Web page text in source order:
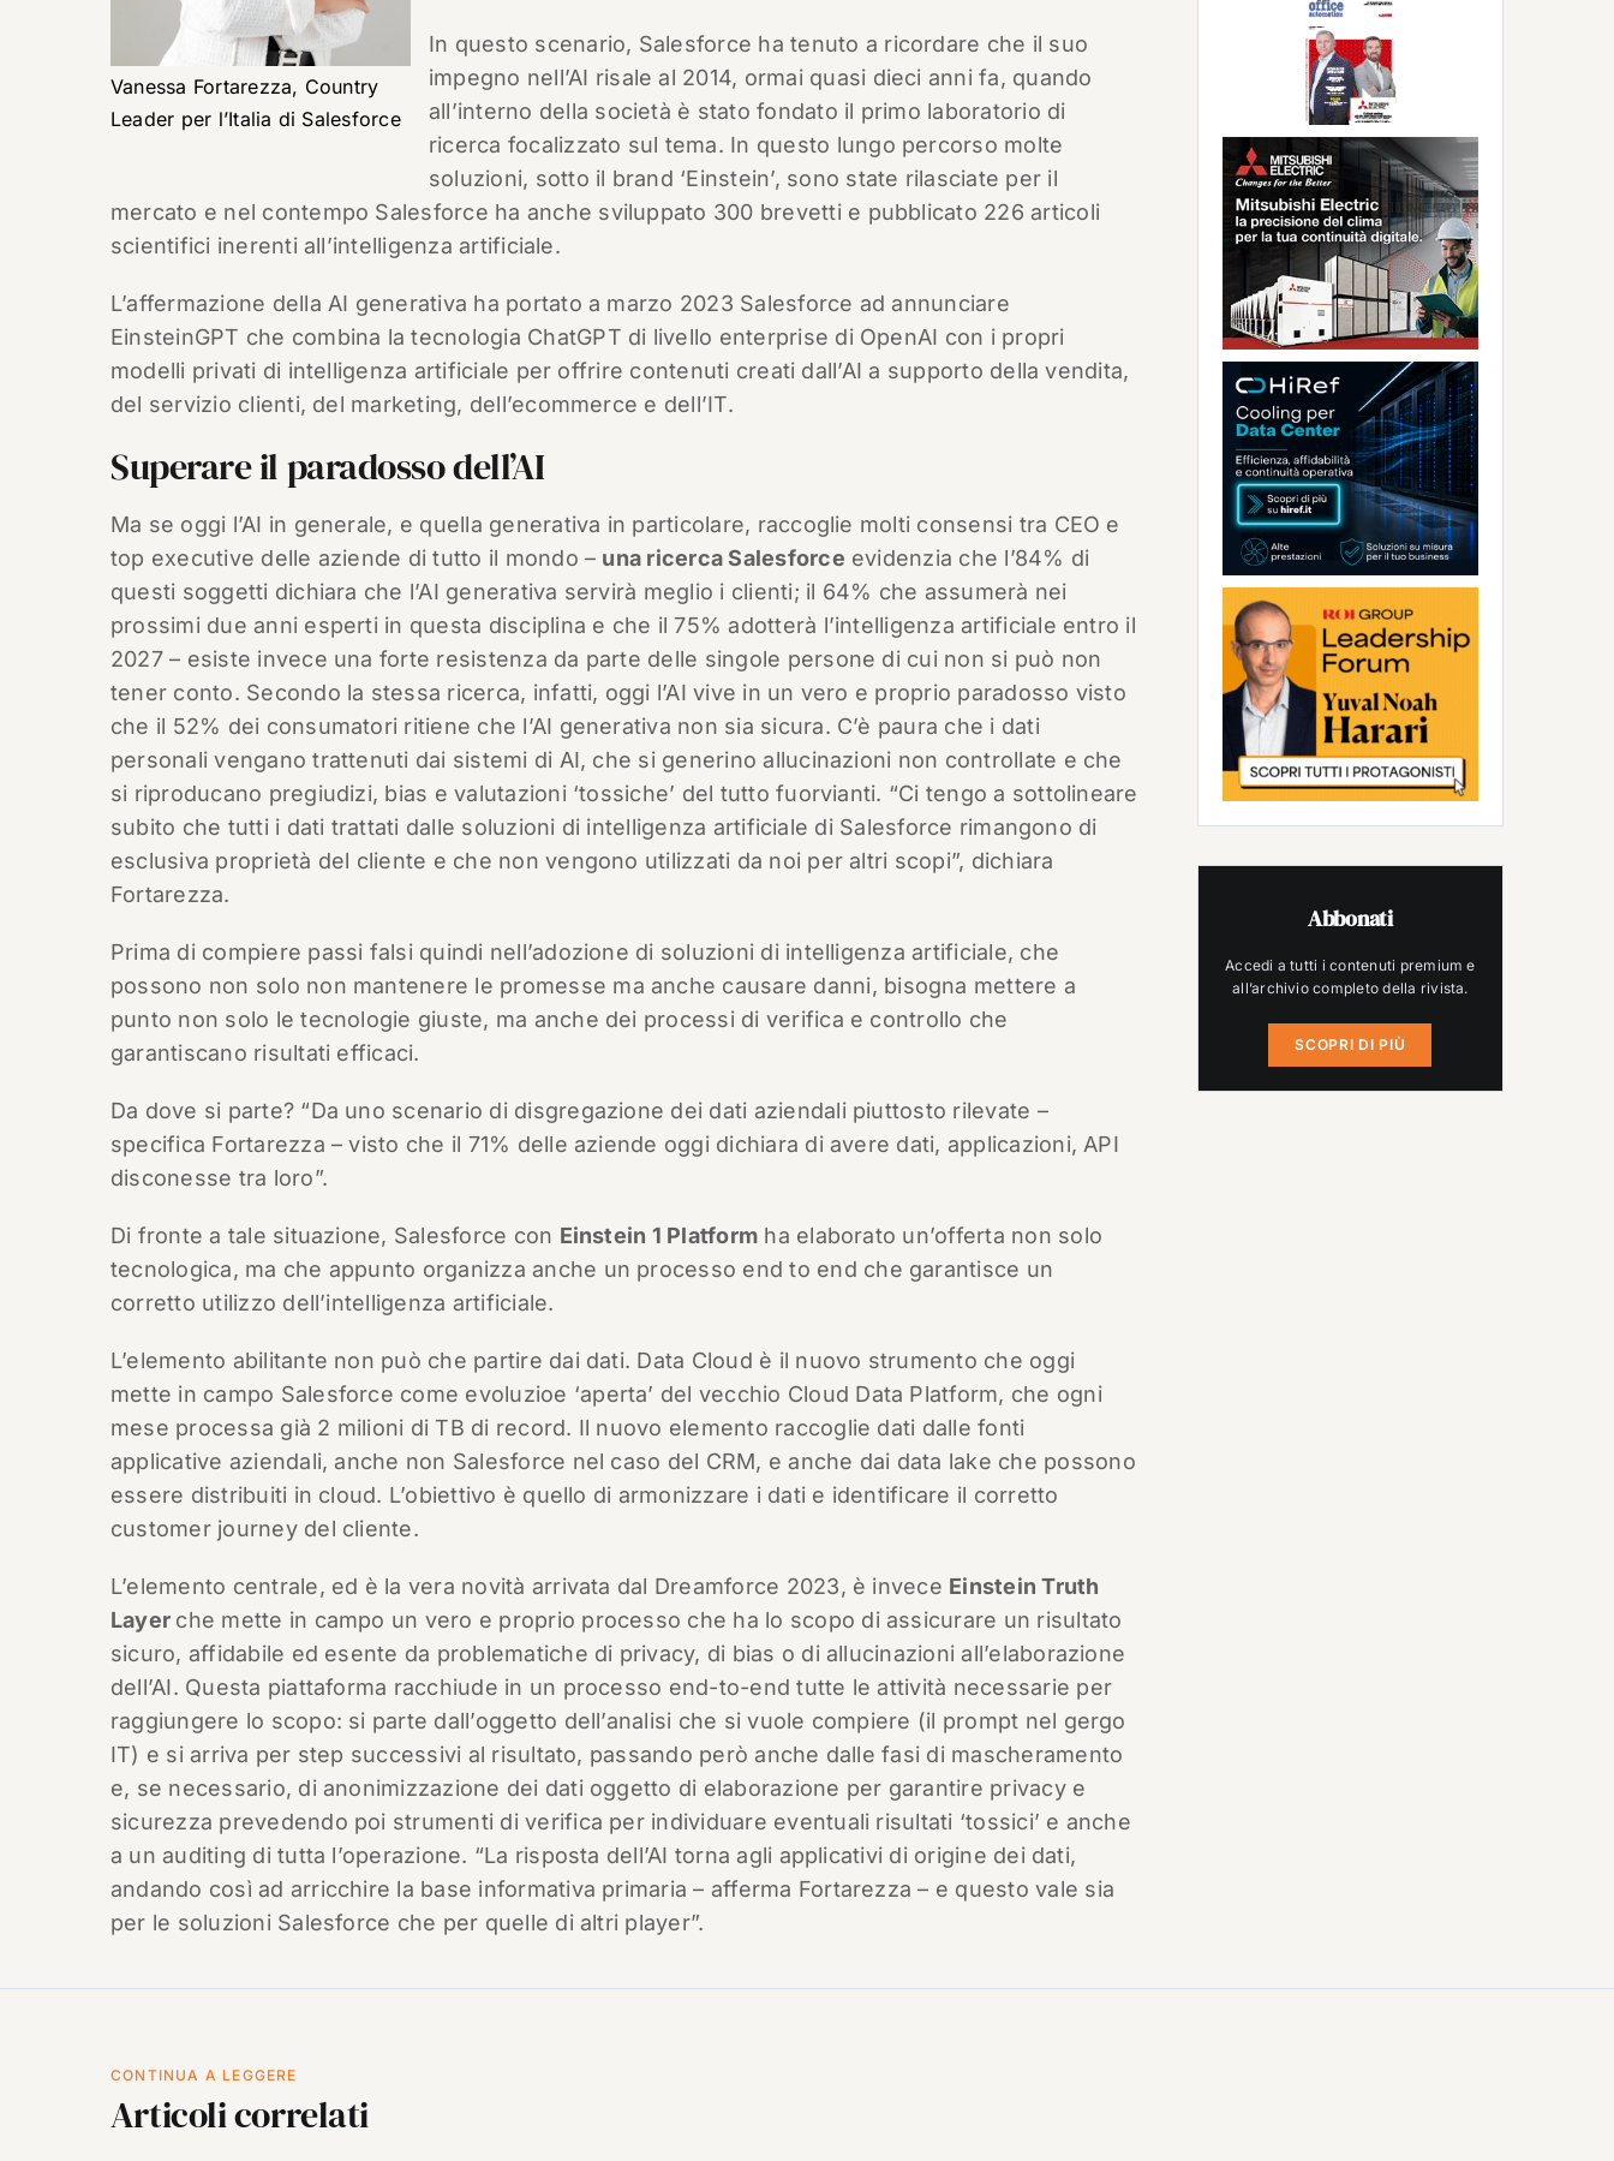
Vanessa Fortarezza, Country
Leader per l’Italia di Salesforce
In questo scenario, Salesforce ha tenuto a ricordare che il suo
impegno nell’AI risale al 2014, ormai quasi dieci anni fa, quando
all’interno della società è stato fondato il primo laboratorio di
ricerca focalizzato sul tema. In questo lungo percorso molte
soluzioni, sotto il brand ‘Einstein’, sono state rilasciate per il
mercato e nel contempo Salesforce ha anche sviluppato 300 brevetti e pubblicato 226 articoli
scientifici inerenti all’intelligenza artificiale.
L’affermazione della AI generativa ha portato a marzo 2023 Salesforce ad annunciare
EinsteinGPT che combina la tecnologia ChatGPT di livello enterprise di OpenAI con i propri
modelli privati di intelligenza artificiale per offrire contenuti creati dall’AI a supporto della vendita,
del servizio clienti, del marketing, dell’ecommerce e dell’IT.
Superare il paradosso dell’AI
Ma se oggi l’AI in generale, e quella generativa in particolare, raccoglie molti consensi tra CEO e
top executive delle aziende di tutto il mondo – una ricerca Salesforce evidenzia che l’84% di
questi soggetti dichiara che l’AI generativa servirà meglio i clienti; il 64% che assumerà nei
prossimi due anni esperti in questa disciplina e che il 75% adotterà l’intelligenza artificiale entro il
2027 – esiste invece una forte resistenza da parte delle singole persone di cui non si può non
tener conto. Secondo la stessa ricerca, infatti, oggi l’AI vive in un vero e proprio paradosso visto
che il 52% dei consumatori ritiene che l’AI generativa non sia sicura. C’è paura che i dati
personali vengano trattenuti dai sistemi di AI, che si generino allucinazioni non controllate e che
si riproducano pregiudizi, bias e valutazioni ‘tossiche’ del tutto fuorvianti. “Ci tengo a sottolineare
subito che tutti i dati trattati dalle soluzioni di intelligenza artificiale di Salesforce rimangono di
esclusiva proprietà del cliente e che non vengono utilizzati da noi per altri scopi”, dichiara
Fortarezza.
Prima di compiere passi falsi quindi nell’adozione di soluzioni di intelligenza artificiale, che
possono non solo non mantenere le promesse ma anche causare danni, bisogna mettere a
punto non solo le tecnologie giuste, ma anche dei processi di verifica e controllo che
garantiscano risultati efficaci.
Da dove si parte? “Da uno scenario di disgregazione dei dati aziendali piuttosto rilevate –
specifica Fortarezza – visto che il 71% delle aziende oggi dichiara di avere dati, applicazioni, API
disconesse tra loro”.
Di fronte a tale situazione, Salesforce con Einstein 1 Platform ha elaborato un’offerta non solo
tecnologica, ma che appunto organizza anche un processo end to end che garantisce un
corretto utilizzo dell’intelligenza artificiale.
L’elemento abilitante non può che partire dai dati. Data Cloud è il nuovo strumento che oggi
mette in campo Salesforce come evoluzioe ‘aperta’ del vecchio Cloud Data Platform, che ogni
mese processa già 2 milioni di TB di record. Il nuovo elemento raccoglie dati dalle fonti
applicative aziendali, anche non Salesforce nel caso del CRM, e anche dai data lake che possono
essere distribuiti in cloud. L’obiettivo è quello di armonizzare i dati e identificare il corretto
customer journey del cliente.
L’elemento centrale, ed è la vera novità arrivata dal Dreamforce 2023, è invece Einstein Truth
Layer che mette in campo un vero e proprio processo che ha lo scopo di assicurare un risultato
sicuro, affidabile ed esente da problematiche di privacy, di bias o di allucinazioni all’elaborazione
dell’AI. Questa piattaforma racchiude in un processo end-to-end tutte le attività necessarie per
raggiungere lo scopo: si parte dall’oggetto dell’analisi che si vuole compiere (il prompt nel gergo
IT) e si arriva per step successivi al risultato, passando però anche dalle fasi di mascheramento
e, se necessario, di anonimizzazione dei dati oggetto di elaborazione per garantire privacy e
sicurezza prevedendo poi strumenti di verifica per individuare eventuali risultati ‘tossici’ e anche
a un auditing di tutta l’operazione. “La risposta dell’AI torna agli applicativi di origine dei dati,
andando così ad arricchire la base informativa primaria – afferma Fortarezza – e questo vale sia
per le soluzioni Salesforce che per quelle di altri player”.
Abbonati
Accedi a tutti i contenuti premium e
all’archivio completo della rivista.
SCOPRI DI PIÙ
CONTINUA A LEGGERE
Articoli correlati